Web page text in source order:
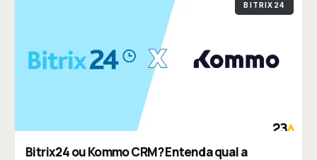
BITRIX24
Bitrix24 ou Kommo CRM? Entenda qual a